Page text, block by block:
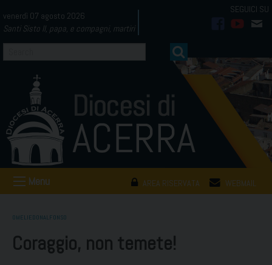
to
content
venerdì 07 agosto 2026
Santi Sisto II, papa, e compagni, martiri
AREA RISERVATA WEBMAIL
Menu
OMELIEDONALFONSO
Coraggio, non temete!